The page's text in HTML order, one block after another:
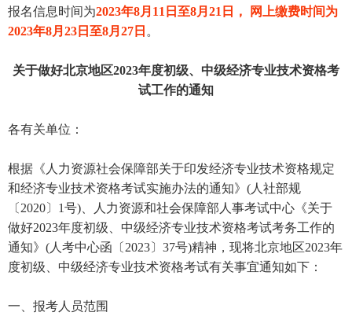
报名信息时间为2023年8月11日至8月21日， 网上缴费时间为
2023年8月23日至8月27日 。
关于做好北京地区2023年度初级、中级经济专业技术资格考
试工作的通知
各有关单位：
根据《人力资源社会保障部关于印发经济专业技术资格规定
和经济专业技术资格考试实施办法的通知》(人社部规
〔2020〕1号)、人力资源和社会保障部人事考试中心《关于
做好2023年度初级、中级经济专业技术资格考试考务工作的
通知》(人考中心函〔2023〕37号)精神，现将北京地区2023年
度初级、中级经济专业技术资格考试有关事宜通知如下：
一、报考人员范围